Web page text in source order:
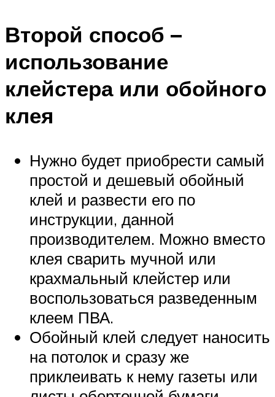
Второй способ –
использование
клейстера или обойного
клея
Нужно будет приобрести самый
простой и дешевый обойный
клей и развести его по
инструкции, данной
производителем. Можно вместо
клея сварить мучной или
крахмальный клейстер или
воспользоваться разведенным
клеем ПВА.
Обойный клей следует наносить
на потолок и сразу же
приклеивать к нему газеты или